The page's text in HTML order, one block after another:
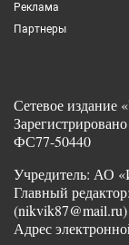
Реклама
Партнеры
Сетевое издание
ФС77-50440
Учредитель: АО
Главный
(nikvik87@mail.ru)
Адрес